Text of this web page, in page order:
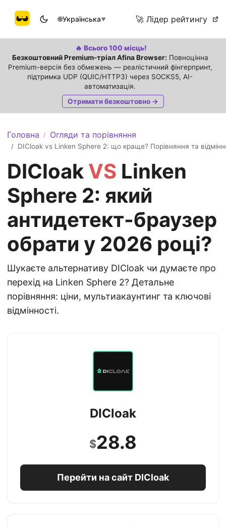
🌐Українська▼ 🚀 Лідер рейтингу
🔥 Всього 100 місць!
Безкоштовний Premium-тріал Afina Browser: Повноцінна
Premium-версія без обмежень — реалістичний фінгерпринт,
підтримка UDP (QUIC/HTTP3) через SOCKS5, AI-
автоматизація.
Отримати безкоштовно →
Головна / Огляди та порівняння
/ DICloak vs Linken Sphere 2: що краще? Порівняння та
DICloak VS Linken
Sphere 2: який
антидетект-браузер
обрати у 2026 році?
Шукаєте альтернативу DICloak чи думаєте про
перехід на Linken Sphere 2? Детальне
порівняння: ціни, мультиакаунтинг та ключові
відмінності.
DICloak
$28.8
Перейти на сайт DICloak